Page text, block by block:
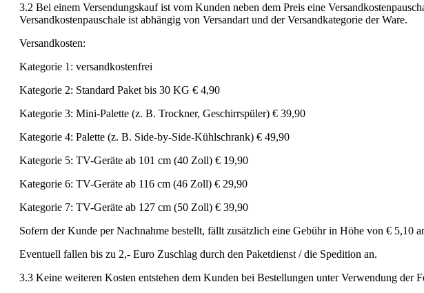
3.2 Bei einem Versendungskauf ist vom Kunden neben dem Preis eine
Versandkostenpauschale ist abhängig von Versandart und der Versandkategorie der Ware.
Versandkosten:
Kategorie 1: versandkostenfrei
Kategorie 2: Standard Paket bis 30 KG € 4,90
Kategorie 3: Mini-Palette (z. B. Trockner, Geschirrspüler) € 39,90
Kategorie 4: Palette (z. B. Side-by-Side-Kühlschrank) € 49,90
Kategorie 5: TV-Geräte ab 101 cm (40 Zoll) € 19,90
Kategorie 6: TV-Geräte ab 116 cm (46 Zoll) € 29,90
Kategorie 7: TV-Geräte ab 127 cm (50 Zoll) € 39,90
Sofern der Kunde per Nachnahme bestellt, fällt zusätzlich eine Gebühr in Höhe von € 5,10
Eventuell fallen bis zu 2,- Euro Zuschlag durch den Paketdienst / die Spedition an.
3.3 Keine weiteren Kosten entstehen dem Kunden bei Bestellungen unter Verwendung der